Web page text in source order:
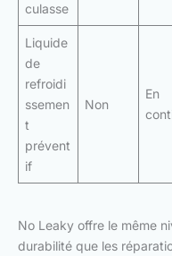
culasse
Liquide
de
refroidi
ssemen
t
prévent
if
Non
En
No Leaky offre le même
durabilité que les